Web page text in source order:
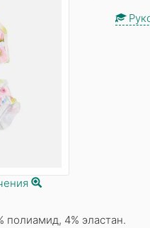
полиамид, 4% эластан.